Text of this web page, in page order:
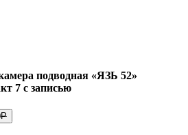
подводная «ЯЗЬ 52»
7 с записью
Р